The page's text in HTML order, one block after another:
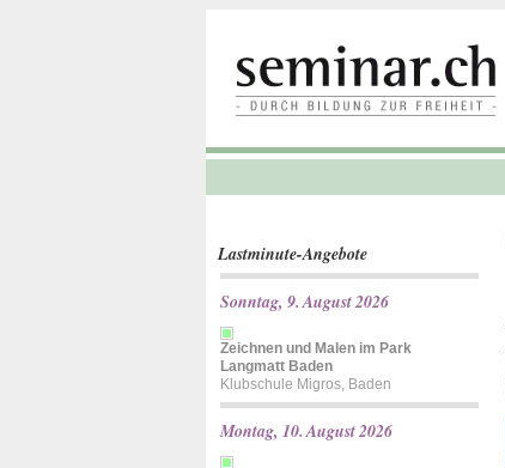
Lastminute-Angebote
Sonntag, 9. August 2026
Zeichnen und Malen im Park
Langmatt Baden
Klubschule Migros, Baden
Montag, 10. August 2026